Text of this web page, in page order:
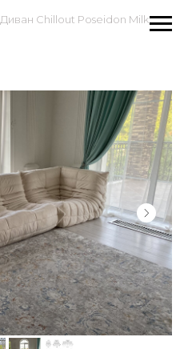
Диван Chillout Poseidon Milk